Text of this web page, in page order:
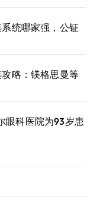
统哪家强，公钲
略：镁格思曼等
科医院为93岁患